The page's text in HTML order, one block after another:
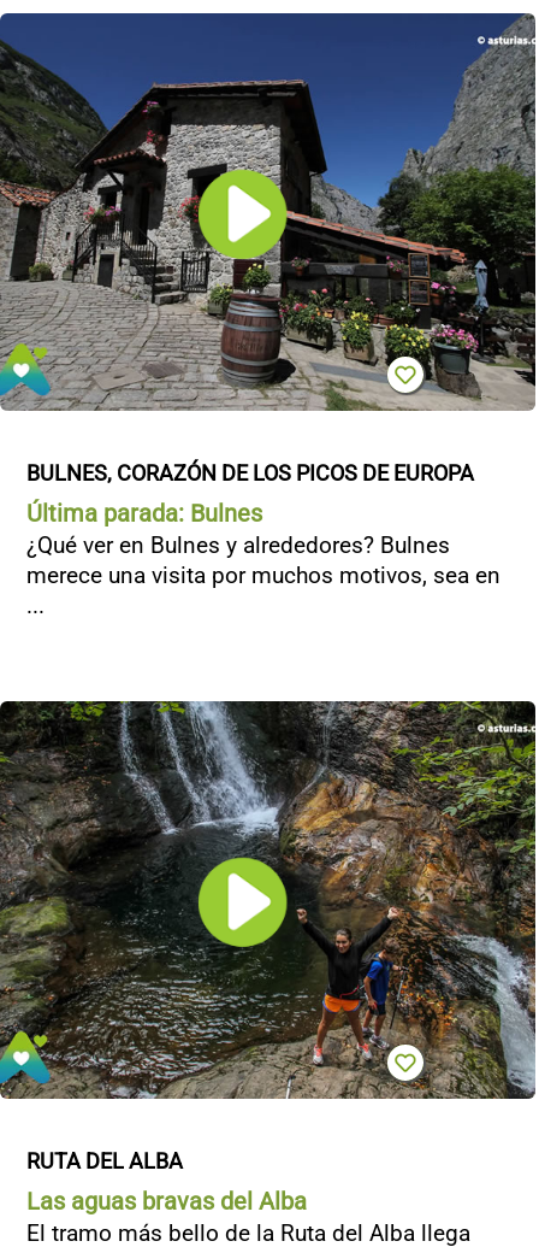
BULNES, CORAZÓN DE LOS PICOS DE EUROPA
Última parada: Bulnes
¿Qué ver en Bulnes y alrededores? Bulnes
merece una visita por muchos motivos, sea en
...
RUTA DEL ALBA
Las aguas bravas del Alba
El tramo más bello de la Ruta del Alba llega